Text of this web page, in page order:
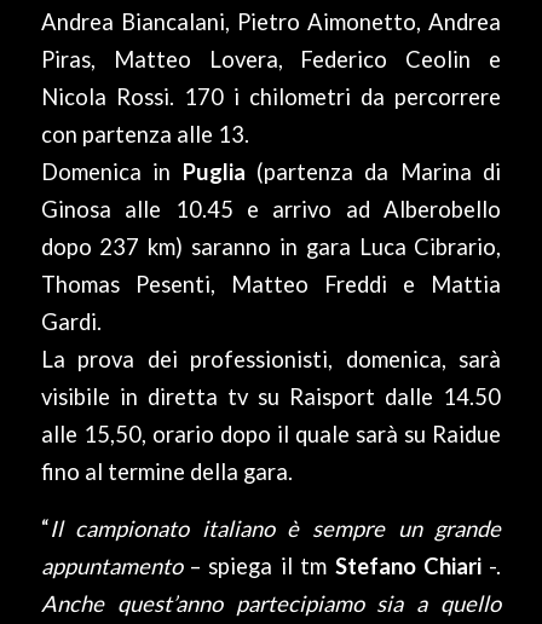
Andrea Biancalani, Pietro Aimonetto, Andrea
Piras, Matteo Lovera, Federico Ceolin e
Nicola Rossi. 170 i chilometri da percorrere
con partenza alle 13.
Domenica in Puglia (partenza da Marina di
Ginosa alle 10.45 e arrivo ad Alberobello
dopo 237 km) saranno in gara Luca Cibrario,
Thomas Pesenti, Matteo Freddi e Mattia
Gardi.
La prova dei professionisti, domenica, sarà
visibile in diretta tv su Raisport dalle 14.50
alle 15,50, orario dopo il quale sarà su Raidue
fino al termine della gara.
“Il campionato italiano è sempre un grande
appuntamento– spiega il tm Stefano Chiari -.
Anche quest’anno partecipiamo sia a quello